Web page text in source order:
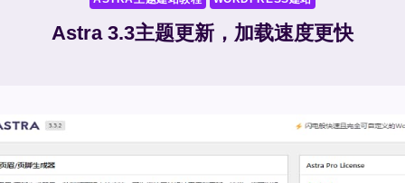
Astra 3.3主题更新，加载速度更快